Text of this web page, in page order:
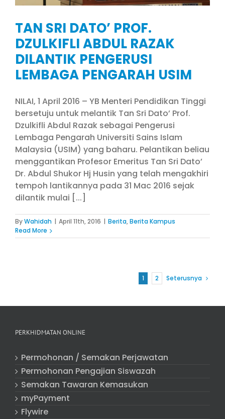
TAN SRI DATO’ PROF.
DZULKIFLI ABDUL RAZAK
DILANTIK PENGERUSI
LEMBAGA PENGARAH USIM
NILAI, 1 April 2016 – YB Menteri Pendidikan Tinggi
bersetuju untuk melantik Tan Sri Dato’ Prof.
Dzulkifli Abdul Razak sebagai Pengerusi
Lembaga Pengarah Universiti Sains Islam
Malaysia (USIM) yang baharu. Pelantikan beliau
menggantikan Profesor Emeritus Tan Sri Dato’
Dr. Abdul Shukor Hj Husin yang telah mengakhiri
tempoh lantikannya pada 31 Mac 2016 sejak
dilantik mulai [...]
ByWahidah April 11th, 2016 Berita,Berita Kampus
Read More
1 2 Seterusnya
PERKHIDMATAN ONLINE
Permohonan / Semakan Perjawatan
Permohonan Pengajian Siswazah
Semakan Tawaran Kemasukan
myPayment
Flywire